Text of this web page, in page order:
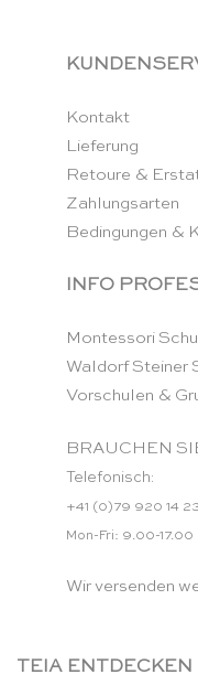
Kontakt
Lieferung
Retoure &
Zahlungsarten
Bedingungen &
INFO
Montessori
Waldorf Steiner
Vorschulen &
BRAUCHEN
Telefonisch:
+41 (0)79 920 14
Mon-Fri: 9.00-17.00
Wir versenden
TEIA ENTDECKEN